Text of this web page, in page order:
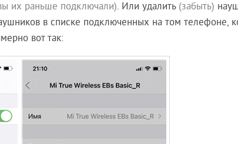
их раньше подключали). Или удалить (забыть)
в списке подключенных на том телефоне,
вот так: